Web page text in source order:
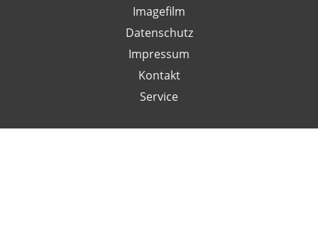
Imagefilm
Datenschutz
Impressum
Kontakt
Service